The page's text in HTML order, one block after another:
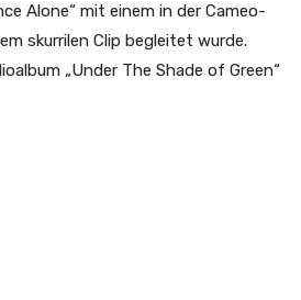
Alone“ mit einem in der Cameo-
skurrilen Clip begleitet wurde.
„Under The Shade of Green“